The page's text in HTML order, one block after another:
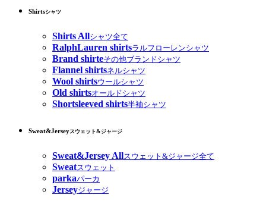
Shirtsシャツ
Shirts Allシャツ全て
RalphLauren shirtsラルフローレンシャツ
Brand shirteその他ブランドシャツ
Flannel shirtsネルシャツ
Wool shirtsウールシャツ
Old shirtsオールドシャツ
Shortsleeved shirts半袖シャツ
Sweat&Jerseyスウェット&ジャージ
Sweat&Jersey Allスウェット&ジャージ全て
Sweatスウェット
parkaパーカ
Jerseyジャージ